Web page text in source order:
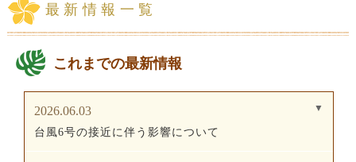
最新情報一覧
これまでの最新情報
2026.06.03
台風6号の接近に伴う影響について